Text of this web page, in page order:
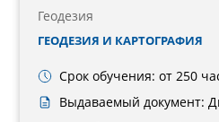
Геодезия
ГЕОДЕЗИЯ И КАРТОГРАФИЯ
Срок обучения: от 250
Выдаваемый документ: